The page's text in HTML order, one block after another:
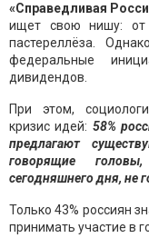
«Справедливая
ищет свою нишу: от
пастереллёза.
федеральные
дивидендов.
При этом,
кризис идей: 58%
предлагают
говорящие
сегодняшнего дня, не
Только 43% россиян
принимать участие в